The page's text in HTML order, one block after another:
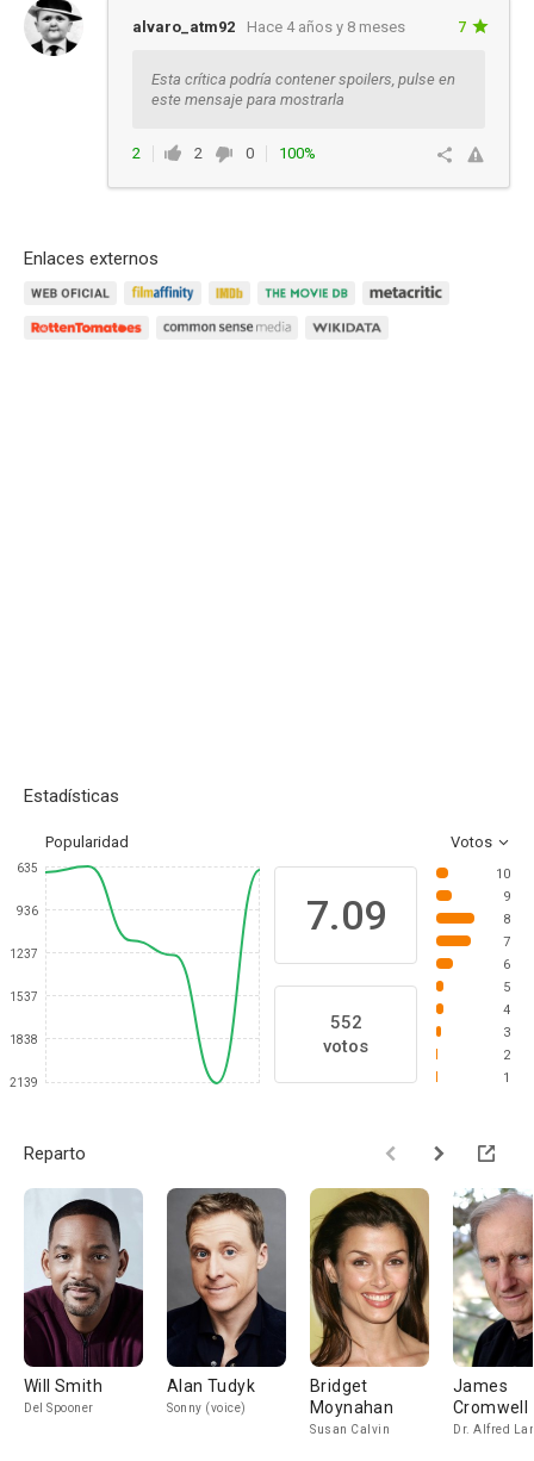
alvaro_atm92 Hace 4 años y 8 meses 7
Esta crítica podría contener spoilers, pulse en
este mensaje para mostrarla
2 2 0
100%
Enlaces externos
Estadísticas
Popularidad Votos
635
936
1237
1537
1838
2139
7.09
552
votos
10
9
8
7
6
5
4
3
2
1
Reparto
Will Smith
Del Spooner
Alan Tudyk
Sonny (voice)
Bridget
Moynahan
Susan Calvin
James
Cromwell
Dr. Alfred